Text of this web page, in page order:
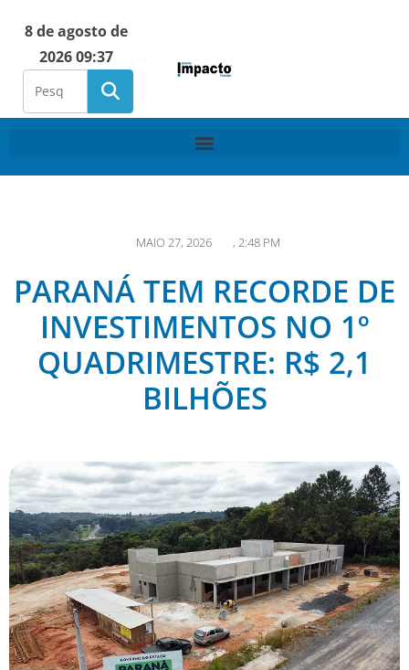
8 de agosto de
2026 09:37
MAIO 27, 2026 , 2:48 PM
PARANÁ TEM RECORDE DE
INVESTIMENTOS NO 1º
QUADRIMESTRE: R$ 2,1
BILHÕES